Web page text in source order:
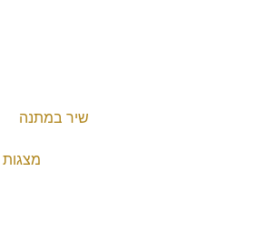
שיר במתנה
מצגות